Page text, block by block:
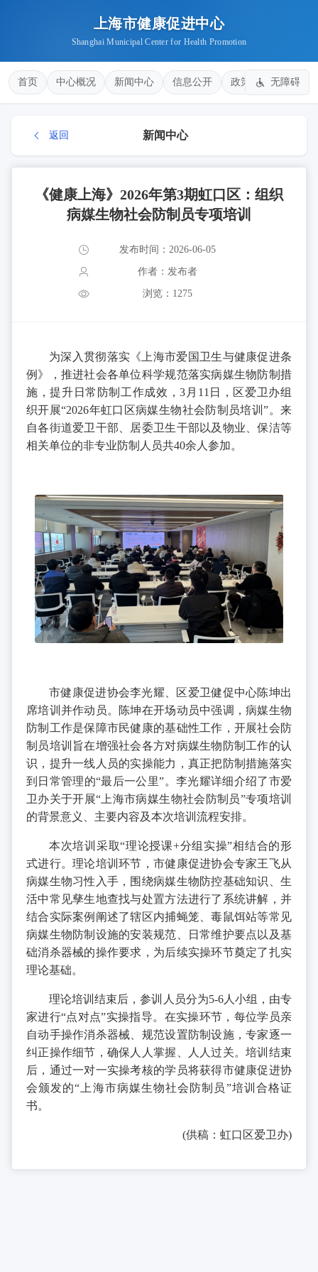
上海市健康促进中心
Shanghai Municipal Center for Health Promotion
首页 中心概况 新闻中心 信息公开 政策法规 健康
无障碍
返回 新闻中心
《健康上海》2026年第3期虹口区：组织
病媒生物社会防制员专项培训
发布时间：2026-06-05
作者：发布者
浏览：1275
为深入贯彻落实《上海市爱国卫生与健康促进条
例》，推进社会各单位科学规范落实病媒生物防制措
施，提升日常防制工作成效，3月11日，区爱卫办组
织开展“2026年虹口区病媒生物社会防制员培训”。来
自各街道爱卫干部、居委卫生干部以及物业、保洁等
相关单位的非专业防制人员共40余人参加。
市健康促进协会李光耀、区爱卫健促中心陈坤出
席培训并作动员。陈坤在开场动员中强调，病媒生物
防制工作是保障市民健康的基础性工作，开展社会防
制员培训旨在增强社会各方对病媒生物防制工作的认
识，提升一线人员的实操能力，真正把防制措施落实
到日常管理的“最后一公里”。李光耀详细介绍了市爱
卫办关于开展“上海市病媒生物社会防制员”专项培训
的背景意义、主要内容及本次培训流程安排。
本次培训采取“理论授课+分组实操”相结合的形
式进行。理论培训环节，市健康促进协会专家王飞从
病媒生物习性入手，围绕病媒生物防控基础知识、生
活中常见孳生地查找与处置方法进行了系统讲解，并
结合实际案例阐述了辖区内捕蝇笼、毒鼠饵站等常见
病媒生物防制设施的安装规范、日常维护要点以及基
础消杀器械的操作要求，为后续实操环节奠定了扎实
理论基础。
理论培训结束后，参训人员分为5-6人小组，由专
家进行“点对点”实操指导。在实操环节，每位学员亲
自动手操作消杀器械、规范设置防制设施，专家逐一
纠正操作细节，确保人人掌握、人人过关。培训结束
后，通过一对一实操考核的学员将获得市健康促进协
会颁发的“上海市病媒生物社会防制员”培训合格证
书。
(供稿：虹口区爱卫办)